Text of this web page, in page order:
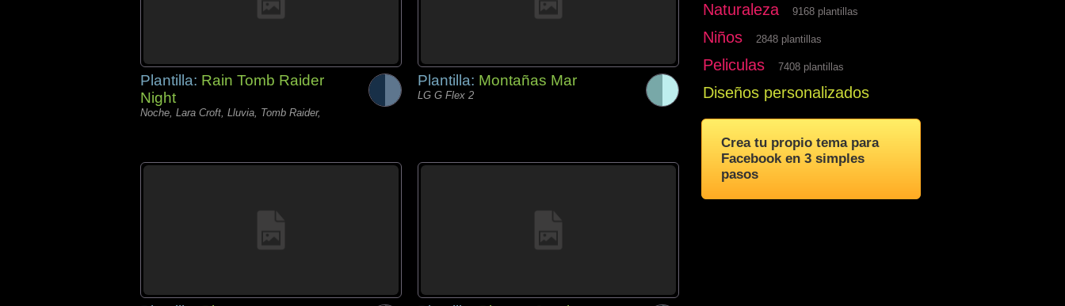
Plantilla: Rain Tomb Raider
Night
Noche, Lara Croft, Lluvia, Tomb Raider,
Plantilla: Montañas Mar
LG G Flex 2
Naturaleza 9168 plantillas
Niños 2848 plantillas
Peliculas 7408 plantillas
Diseños personalizados
Crea tu propio tema para
Facebook en 3 simples
pasos